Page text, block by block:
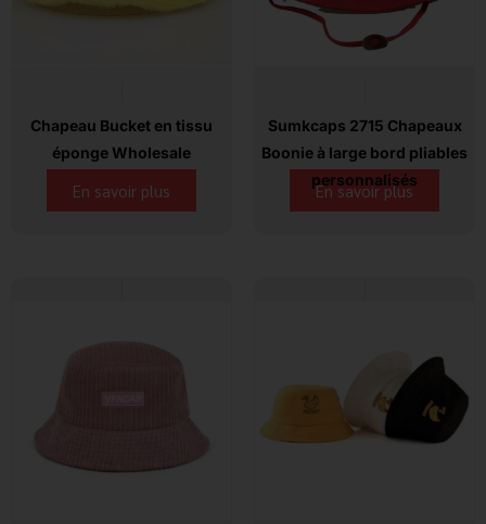
Chapeau Bucket en tissu
éponge Wholesale
En savoir plus
Sumkcaps 2715 Chapeaux
Boonie à large bord pliables
personnalisés
En savoir plus